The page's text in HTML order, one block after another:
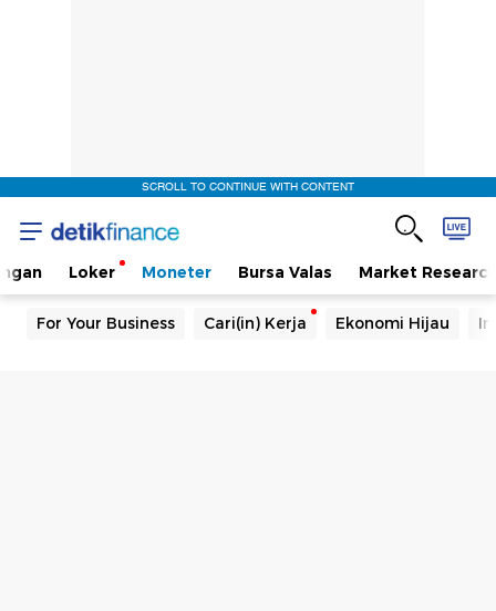
SCROLL TO CONTINUE WITH CONTENT
Loker Moneter Bursa Valas Market Research
For Your Business Cari(in) Kerja Ekonomi Hijau